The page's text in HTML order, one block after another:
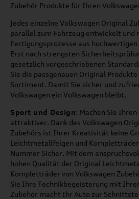
Zubehör Produkte für Ihren
Jedes einzelne Volkswagen Original
parallel zum Fahrzeug entwickelt
Fertigungsprozesse aus
Erst nach strengsten
gesetzlich vorgeschriebenen
Sie die passgenauen Original
Sortiment. Damit Sie sicher und
Volkswagen ein Volkswagen bleibt.
Sport und Design: Machen Sie
attraktiver. Dank des Volkswagen
Zubehörs ist Ihrer Kreativität keine
Leichtmetallfelgen und
Nummer Sicher. Mit dem
hohen Qualität der Original
Kompletträder von Volkswagen
Sie Ihre Technikbegeisterung mit
Zubehör macht Ihr Auto zur